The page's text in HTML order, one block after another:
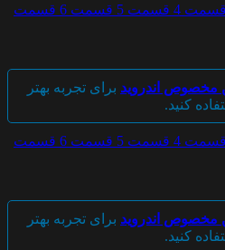
4 قسمت 5 قسمت 6
قسمت
مخصوص اندرویدبرای تجربه بهتر
کنید.
4 قسمت 5 قسمت 6
قسمت
مخصوص اندرویدبرای تجربه بهتر
کنید.